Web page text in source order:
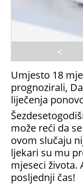
<
Umjesto 18
prognozirali,
liječenja
može reći da
ovom slučaju
ljekari su mu
mjeseci života.
posljednji čas!